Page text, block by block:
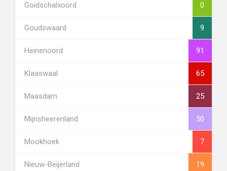
Goidschalxoord 0
Goudswaard 9
Heinenoord 91
Klaaswaal 65
Maasdam 25
Mijnsheerenland 50
Mookhoek 7
Nieuw-Beijerland 19